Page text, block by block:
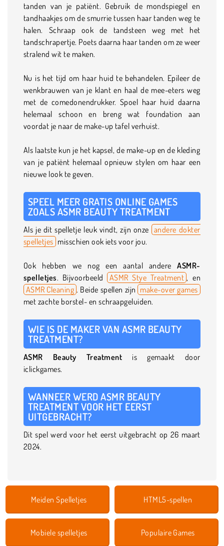
tanden van je patiënt. Gebruik de mondspiegel en
tandhaakjes om de smurrie tussen haar tanden weg te
halen. Schraap ook de tandsteen weg met het
tandschrapertje. Poets daarna haar tanden om ze weer
stralend wit te maken.
Nu is het tijd om haar huid te behandelen. Epileer de
wenkbrauwen van je klant en haal de mee-eters weg
met de comedonendrukker. Spoel haar huid daarna
helemaal schoon en breng wat foundation aan
voordat je naar de make-up tafel verhuist.
Als laatste kun je het kapsel, de make-up en de kleding
van je patiënt helemaal opnieuw stylen om haar een
nieuwe look te geven.
SPEEL MEER GRATIS ONLINE GAMES
ZOALS ASMR BEAUTY TREATMENT
Als je dit spelletje leuk vindt, zijn onze andere dokter
spelletjes misschien ook iets voor jou.
Ook hebben we nog een aantal andereASMR-
spelletjes. Bijvoorbeeld ASMR Stye Treatment , en
ASMR Cleaning . Beide spellen zijn make-over games
met zachte borstel- en schraapgeluiden.
WIE IS DE MAKER VAN ASMR BEAUTY
TREATMENT?
ASMR Beauty Treatment is gemaakt door
iclickgames.
WANNEER WERD ASMR BEAUTY
TREATMENT VOOR HET EERST
UITGEBRACHT?
Dit spel werd voor het eerst uitgebracht op 26 maart
2024.
Meiden Spelletjes HTML5-spellen
Mobiele spelletjes Populaire Games